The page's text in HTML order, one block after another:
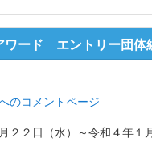
ワード エントリー団体
のコメントページ
２２日（水）～令和４年１